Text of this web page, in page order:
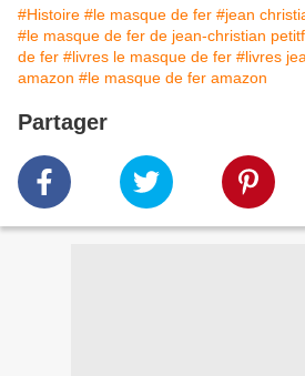
#Histoire #le masque de fer #jean
#le masque de fer de jean-christian
de fer #livres le masque de fer #livres
amazon #le masque de fer amazon
Partager